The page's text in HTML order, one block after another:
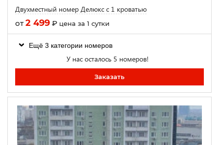
Двухместный номер Делюкс с 1 кроватью
от2 499 ₽ цена за 1 сутки
Ещё 3 категории номеров
У нас осталось 5 номеров!
Заказать